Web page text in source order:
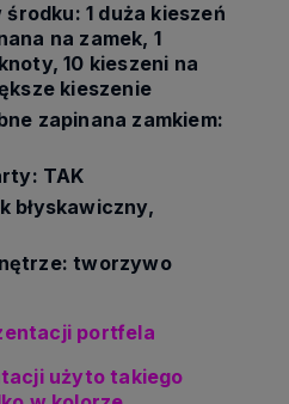
1 duża kieszeń
na zamek, 1
10 kieszeni na
kieszenie
zapinana zamkiem:
TAK
błyskawiczny,
tworzywo
portfela
użyto takiego